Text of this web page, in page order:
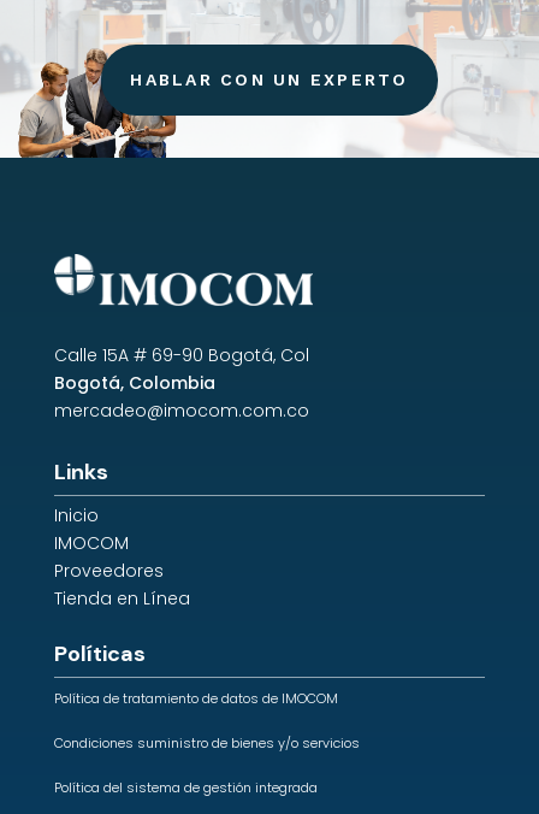
HABLAR CON UN EXPERTO
Calle 15A # 69-90 Bogotá, Col
Bogotá, Colombia
mercadeo@imocom.com.co
Links
Inicio
IMOCOM
Proveedores
Tienda en Línea
Políticas
Política de tratamiento de datos de IMOCOM
Condiciones suministro de bienes y/o servicios
Política del sistema de gestión integrada